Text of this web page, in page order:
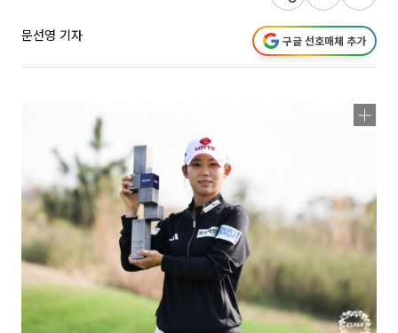
문선영 기자 구글 선호매체 추가